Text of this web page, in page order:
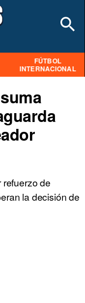
FÚTBOL
INTERNACIONAL
de
la decisión de